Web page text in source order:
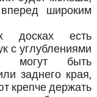
широким
досках есть
с углублениями
могут быть
заднего края,
крепче держать